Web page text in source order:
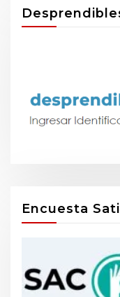
Encuesta